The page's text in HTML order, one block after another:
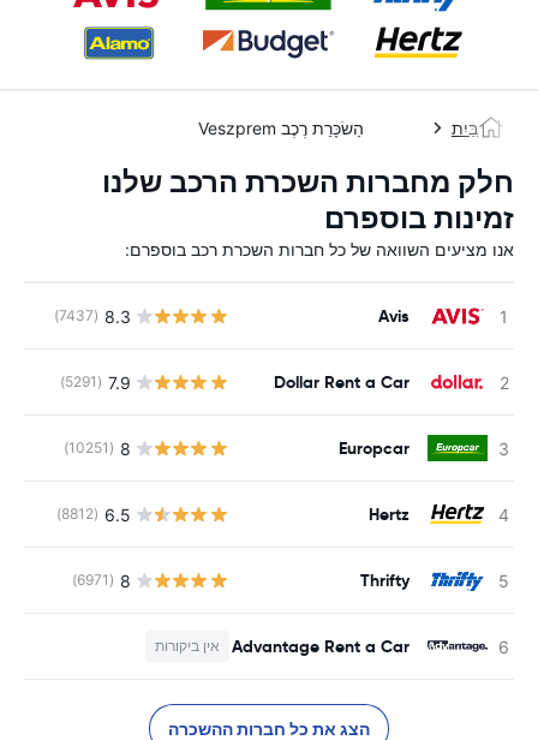
בַּיִת הַשׂכָּרַת רֶכֶב Veszprem
חלק מחברות השכרת הרכב שלנו
זמינות בוספרם
אנו מציעים השוואה של כל חברות השכרת רכב בוספרם:
Avis
8.3
(7437)
Dollar Rent a Car
7.9
(5291)
Europcar
8
(10251)
Hertz
6.5
(8812)
Thrifty
8
(6971)
Advantage Rent a Car אין ביקורות
הצג את כל חברות ההשכרה